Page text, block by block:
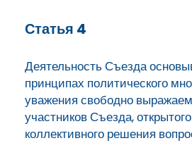
Статья 4
Деятельность Съезда
принципах политического
уважения свободно
участников Съезда,
коллективного решения